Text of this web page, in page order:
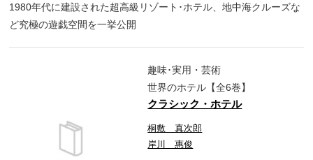
1980年代に建設された超高級リゾート･ホテル、地中海クルーズな
ど究極の遊戯空間を一挙公開
趣味･実用・芸術
世界のホテル【全6巻】
クラシック・ホテル
桐敷 真次郎
岸川 惠俊